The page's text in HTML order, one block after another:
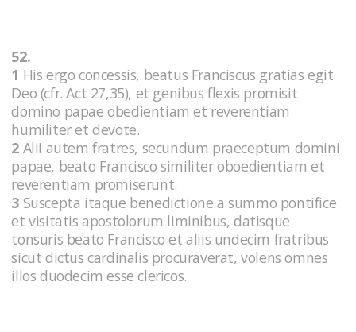
52.
1 His ergo concessis, beatus Franciscus gratias egit
Deo (cfr. Act 27,35), et genibus flexis promisit
domino papae obedientiam et reverentiam
humiliter et devote.
2 Alii autem fratres, secundum praeceptum domini
papae, beato Francisco similiter oboedientiam et
reverentiam promiserunt.
3 Suscepta itaque benedictione a summo pontifice
et visitatis apostolorum liminibus, datisque
tonsuris beato Francisco et aliis undecim fratribus
sicut dictus cardinalis procuraverat, volens omnes
illos duodecim esse clericos.